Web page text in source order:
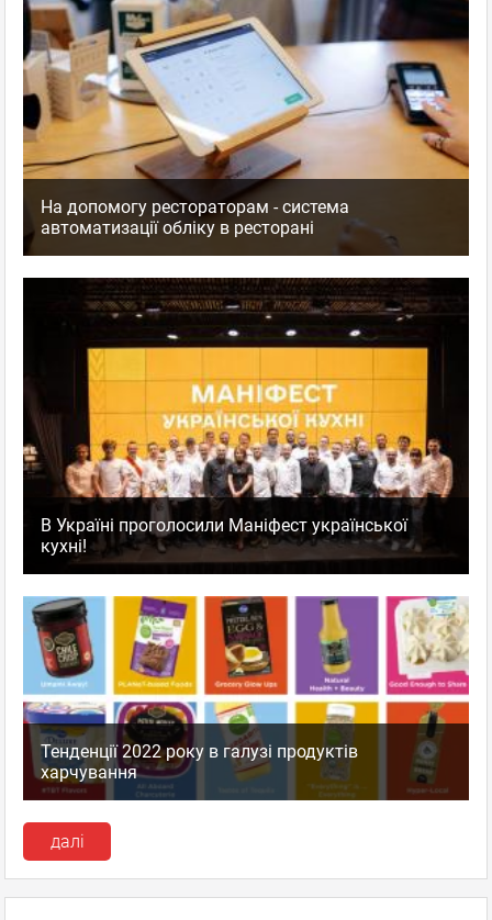
На допомогу рестораторам - система
автоматизації обліку в ресторані
В Україні проголосили Маніфест української
кухні!
Тенденції 2022 року в галузі продуктів
харчування
далі